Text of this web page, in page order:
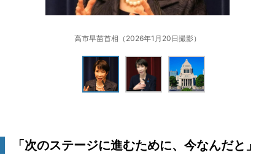
高市早苗首相（2026年1月20日撮影）
「次のステージに進むために、今なんだと」